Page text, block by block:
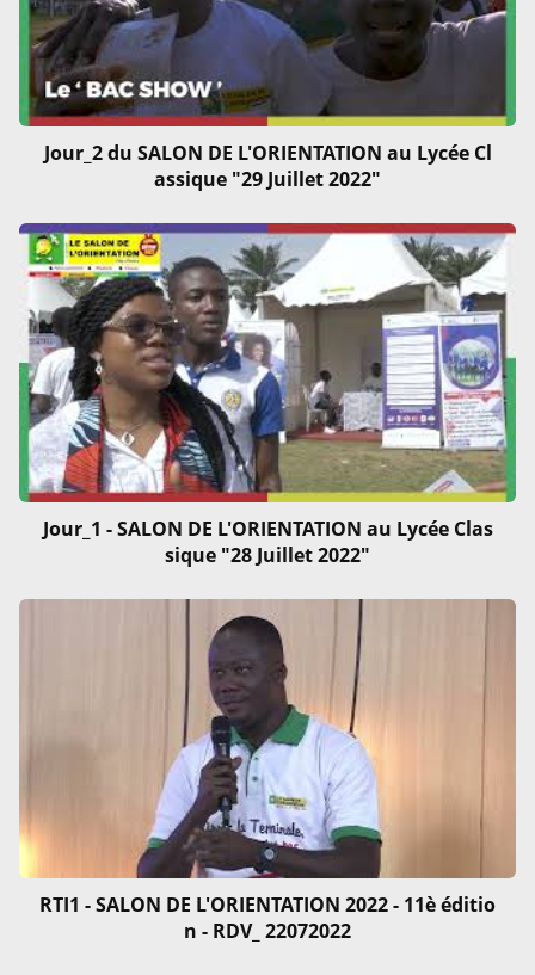
Jour_2 du SALON DE L'ORIENTATION au Lycée Cl
assique "29 Juillet 2022"
Jour_1 - SALON DE L'ORIENTATION au Lycée Clas
sique "28 Juillet 2022"
RTI1 - SALON DE L'ORIENTATION 2022 - 11è éditio
n - RDV_ 22072022